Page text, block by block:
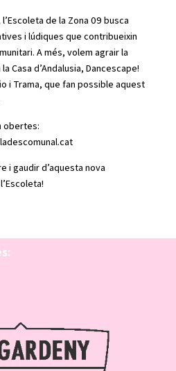
de la Zona 09 busca
i lúdiques que contribueixin
A més, volem agrair la
Casa d’Andalusia, Dancescape!
i Trama, que fan possible aquest
obertes:
i gaudir d’aquesta nova